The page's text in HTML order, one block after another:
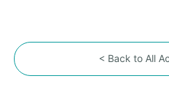
< Back to All